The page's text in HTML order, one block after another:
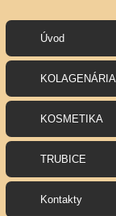
Úvod
KOLAGENÁRIA
KOSMETIKA
TRUBICE
Kontakty